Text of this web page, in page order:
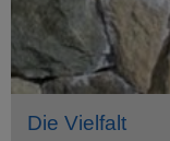
Die Vielfalt